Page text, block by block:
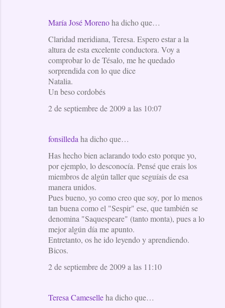
María José Morenoha dicho que…
Claridad meridiana, Teresa. Espero estar a la
altura de esta excelente conductora. Voy a
comprobar lo de Tésalo, me he quedado
sorprendida con lo que dice
Natalia.
Un beso cordobés
2 de septiembre de 2009 a las 10:07
fonsilleda ha dicho que…
Has hecho bien aclarando todo esto porque yo,
por ejemplo, lo desconocía. Pensé que erais los
miembros de algún taller que seguíais de esa
manera unidos.
Pues bueno, yo como creo que soy, por lo menos
tan buena como el "Sespir" ese, que también se
denomina "Saquespeare" (tanto monta), pues a lo
mejor algún día me apunto.
Entretanto, os he ido leyendo y aprendiendo.
Bicos.
2 de septiembre de 2009 a las 11:10
Teresa Cameselleha dicho que…